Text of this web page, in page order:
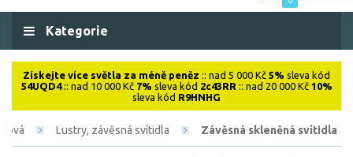
Kategorie
Získejte více světla za méně peněz :: nad 5 000 Kč 5% sleva kód
54UQD4:: nad 10 000 Kč 7% sleva kód 2c43RR :: nad 20 000 Kč 10%
sleva kód R9HNHG
Lustry, závěsná svítidla Závěsná skleněná svítidla